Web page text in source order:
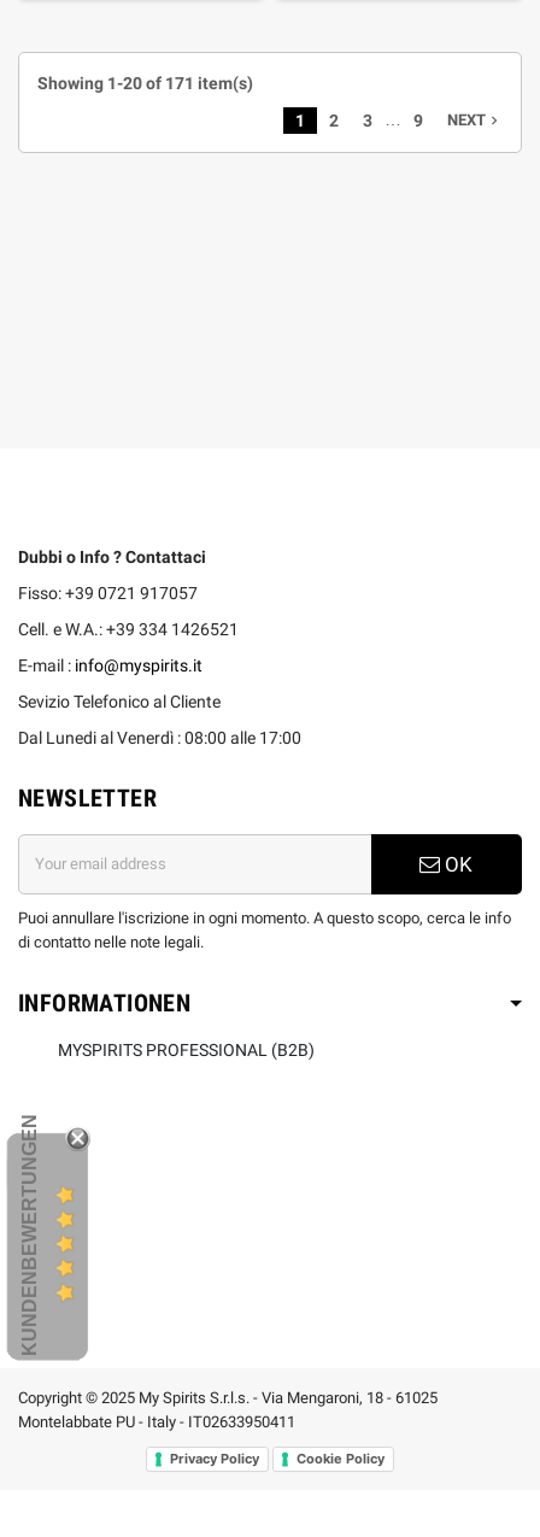
Showing 1-20 of 171 item(s)
1
2 3 9 NEXT navigate_next
Dubbi o Info ? Contattaci
Fisso: +39 0721 917057
Cell. e W.A.: +39 334 1426521
E-mail : info@myspirits.it
Sevizio Telefonico al Cliente
Dal Lunedi al Venerdì : 08:00 alle 17:00
NEWSLETTER
OK
Puoi annullare l'iscrizione in ogni momento. A questo scopo, cerca le info
di contatto nelle note legali.
INFORMATIONEN
MYSPIRITS PROFESSIONAL (B2B)
KUNDENBEWERTUNGEN
Copyright © 2025 My Spirits S.r.l.s. - Via Mengaroni, 18 - 61025
Montelabbate PU - Italy - IT02633950411
Privacy Policy Cookie Policy